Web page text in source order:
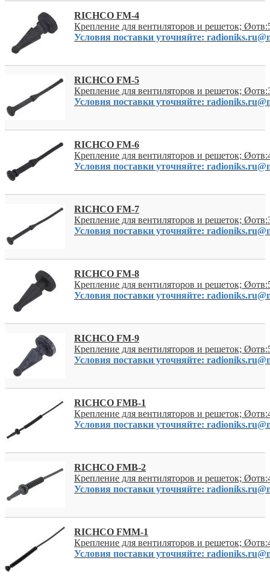
RICHCO FM-4
Крепление для вентиляторов и решеток;
Условия поставки уточняйте:
RICHCO FM-5
Крепление для вентиляторов и решеток;
Условия поставки уточняйте:
RICHCO FM-6
Крепление для вентиляторов и решеток;
Условия поставки уточняйте:
RICHCO FM-7
Крепление для вентиляторов и решеток;
Условия поставки уточняйте:
RICHCO FM-8
Крепление для вентиляторов и решеток;
Условия поставки уточняйте:
RICHCO FM-9
Крепление для вентиляторов и решеток;
Условия поставки уточняйте:
RICHCO FMB-1
Крепление для вентиляторов и решеток;
Условия поставки уточняйте:
RICHCO FMB-2
Крепление для вентиляторов и решеток;
Условия поставки уточняйте:
RICHCO FMM-1
Крепление для вентиляторов и решеток;
Условия поставки уточняйте: